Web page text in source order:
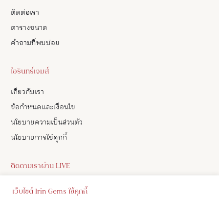
ติดต่อเรา
ตารางขนาด
คำถามที่พบบ่อย
ไอรินทร์เจมส์
เกี่ยวกับเรา
ข้อกำหนดและเงื่อนไข
นโยบายความเป็นส่วนตัว
นโยบายการใช้คุกกี้
ติดตามเราผ่าน LIVE
ดูอัปเดตสินค้า และ เลือกซื้อสินค้าผ่าน LIVE ของเราทาง Facebook
เว็บไซต์ Irin Gems ใช้คุกกี้